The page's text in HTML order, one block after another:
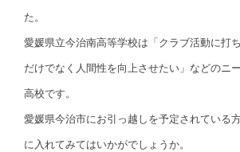
た。
愛媛県立今治南高等学校は「クラブ活動に打
だけでなく人間性を向上させたい」などのニ
高校です。
愛媛県今治市にお引っ越しを予定されている
に入れてみてはいかがでしょうか。